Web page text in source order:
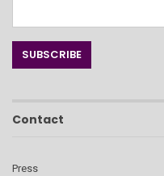
Contact
Press